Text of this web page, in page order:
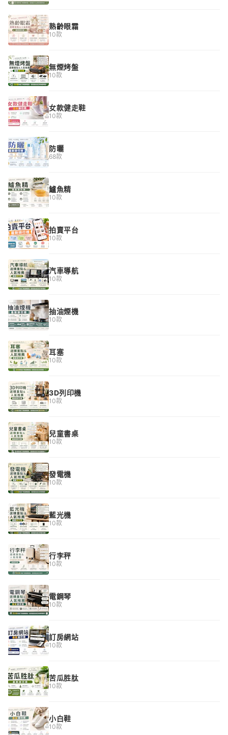
熟齡眼霜
10款
無煙烤盤
10款
女款健走鞋
10款
防曬
68款
鱸魚精
10款
拍賣平台
10款
汽車導航
10款
抽油煙機
10款
耳塞
10款
3D列印機
10款
兒童書桌
10款
發電機
10款
藍光機
10款
行李秤
10款
電鋼琴
10款
訂房網站
10款
苦瓜胜肽
10款
小白鞋
10款